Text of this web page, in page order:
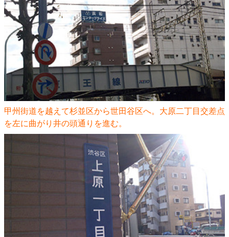
甲州街道を越えて杉並区から世田谷区へ。大原二丁目交差点
を左に曲がり井の頭通りを進む。